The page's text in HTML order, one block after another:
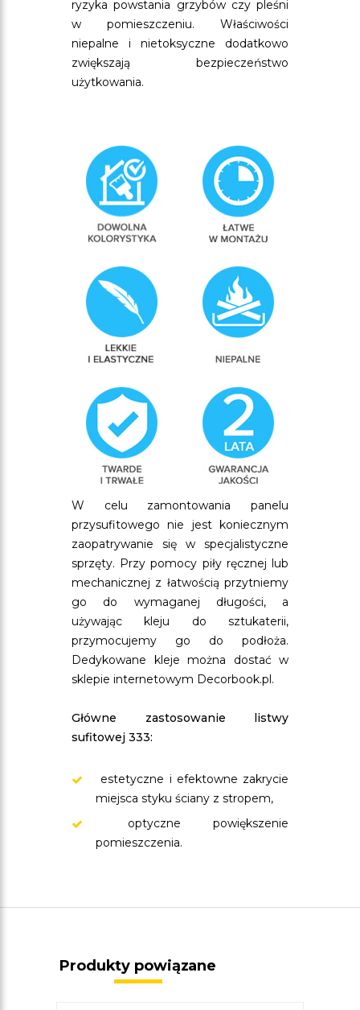
ryzyka powstania grzybów czy pleśni
w pomieszczeniu. Właściwości
niepalne i nietoksyczne dodatkowo
zwiększają bezpieczeństwo
użytkowania.
W celu zamontowania panelu
przysufitowego nie jest koniecznym
zaopatrywanie się w specjalistyczne
sprzęty. Przy pomocy piły ręcznej lub
mechanicznej z łatwością przytniemy
go do wymaganej długości, a
używając kleju do sztukaterii,
przymocujemy go do podłoża.
Dedykowane kleje można dostać w
sklepie internetowym Decorbook.pl.
Główne zastosowanie listwy
sufitowej 333:
estetyczne i efektowne zakrycie
miejsca styku ściany z stropem,
optyczne powiększenie
pomieszczenia.
Produkty powiązane